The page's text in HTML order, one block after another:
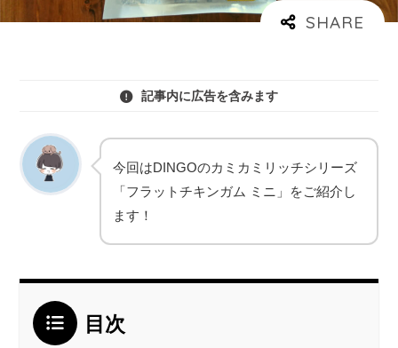
記事内に広告を含みます
今回はDINGOのカミカミリッチシリーズ
「フラットチキンガム ミニ」をご紹介し
ます！
目次